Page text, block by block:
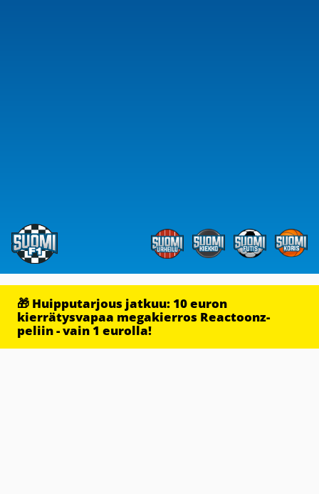
🎁 Huipputarjous jatkuu: 10 euron
kierrätysvapaa megakierros Reactoonz-
peliin - vain 1 eurolla!